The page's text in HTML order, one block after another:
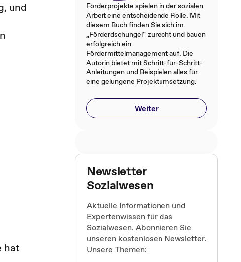
und
hat
Förderprojekte spielen in der sozialen
Arbeit eine entscheidende Rolle. Mit
diesem Buch finden Sie sich im
„Förderdschungel“ zurecht und bauen
erfolgreich ein
Fördermittelmanagement auf. Die
Autorin bietet mit Schritt-für-Schritt-
Anleitungen und Beispielen alles für
eine gelungene Projektumsetzung.
Weiter
Newsletter
Sozialwesen
Aktuelle Informationen und
Expertenwissen für das
Sozialwesen. Abonnieren Sie
unseren kostenlosen Newsletter.
Unsere Themen: